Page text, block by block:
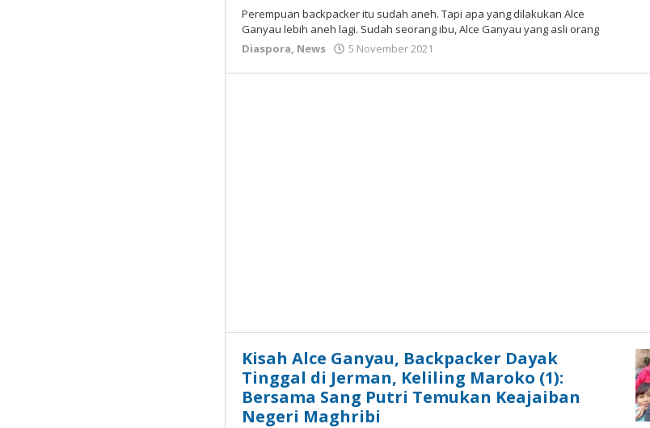
Perempuan backpacker itu sudah aneh. Tapi apa yang dilakukan Alce
Ganyau lebih aneh lagi. Sudah seorang ibu, Alce Ganyau yang asli orang
Diaspora, News 5 November 2021
Susanto
Kisah Alce Ganyau, Backpacker Dayak
Tinggal di Jerman, Keliling Maroko (1):
Bersama Sang Putri Temukan Keajaiban
Negeri Maghribi